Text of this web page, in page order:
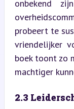
onbekend
probeert te
vriendelijker
boek toont zo
machtiger
2.3